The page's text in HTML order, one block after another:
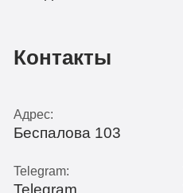
Контакты
Адрес:
Беспалова 103
Telegram: